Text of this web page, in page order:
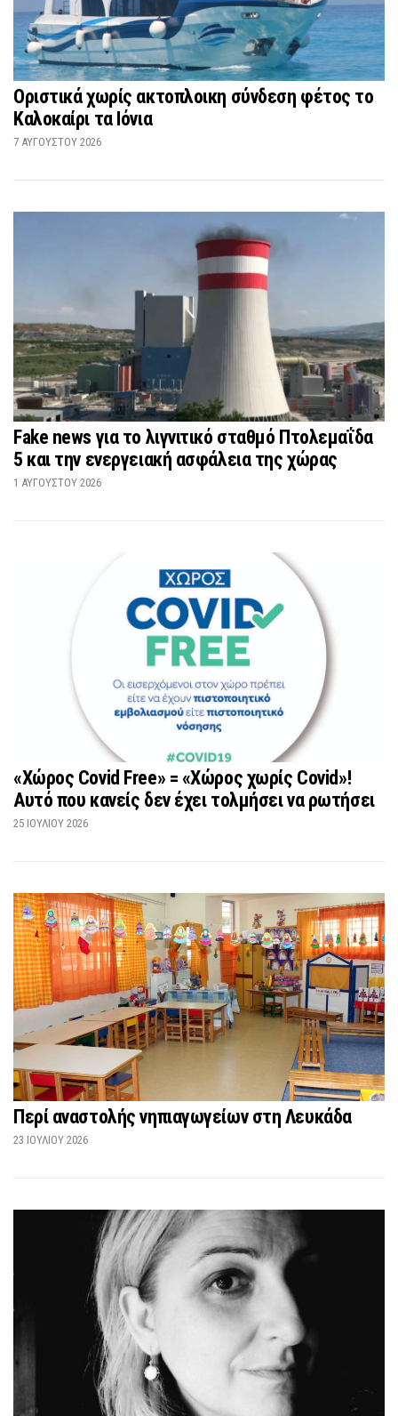
Οριστικά χωρίς ακτοπλοικη σύνδεση φέτος το
Καλοκαίρι τα Ιόνια
7 ΑΥΓΟΎΣΤΟΥ 2026
Fake news για το λιγνιτικό σταθμό Πτολεμαΐδα
5 και την ενεργειακή ασφάλεια της χώρας
1 ΑΥΓΟΎΣΤΟΥ 2026
«Χώρος Covid Free» = «Χώρος χωρίς Covid»!
Αυτό που κανείς δεν έχει τολμήσει να ρωτήσει
25 ΙΟΥΛΊΟΥ 2026
Περί αναστολής νηπιαγωγείων στη Λευκάδα
23 ΙΟΥΛΊΟΥ 2026